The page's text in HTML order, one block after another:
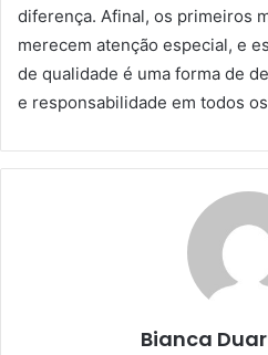
diferença. Afinal, os primeiros
merecem atenção especial, e
de qualidade é uma forma de
e responsabilidade em todos
Bianca